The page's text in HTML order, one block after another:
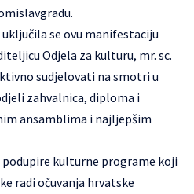
se ovu manifestaciju
Odjela za kulturu, mr. sc.
sudjelovati na smotri u
zahvalnica, diploma i
ansamblima i najljepšim
kulturne programe koji
radi očuvanja hrvatske